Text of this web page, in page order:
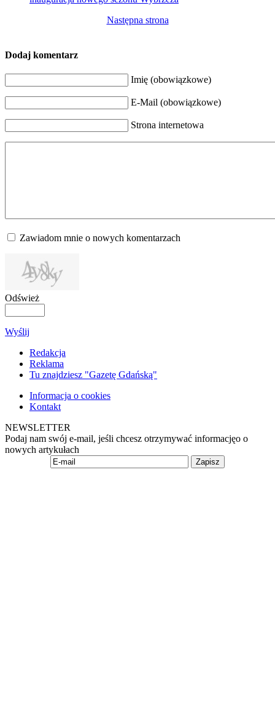
Następna strona
Dodaj komentarz
Imię (obowiązkowe)
E-Mail (obowiązkowe)
Strona internetowa
Zawiadom mnie o nowych komentarzach
Odśwież
Wyślij
Redakcja
Reklama
Tu znajdziesz "Gazetę Gdańską"
Informacja o cookies
Kontakt
NEWSLETTER
Podaj nam swój e-mail, jeśli chcesz otrzymywać informacjęo o
nowych artykułach
Zapisz